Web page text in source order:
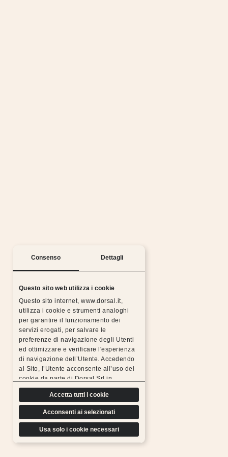
Consenso Dettagli
Questo sito web utilizza i cookie
Questo sito internet, www.dorsal.it,
utilizza i cookie e strumenti analoghi
per garantire il funzionamento dei
servizi erogati, per salvare le
preferenze di navigazione degli Utenti
ed ottimizzare e verificare l'esperienza
di navigazione dell’Utente. Accedendo
al Sito, l’Utente acconsente all’uso dei
cookie da parte di Dorsal Srl in
conformità a quanto previsto di seguito.
Accetta tutti i cookie
Acconsenti ai selezionati
Usa solo i cookie necessari
Silent nights with the Dorsal warranty
All Dorsal products are made from chosen,
resistant, durable materials and subjected to rigorous
tests, which is why we can
offer a free extended warranty.
Find out more